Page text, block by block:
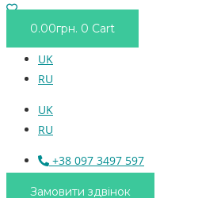
0.00грн. 0 Cart
UK
RU
UK
RU
+38 097 3497 597
Замовити здвінок